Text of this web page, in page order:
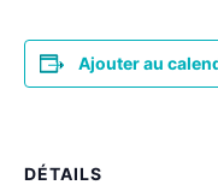
Ajouter au
DÉTAILS